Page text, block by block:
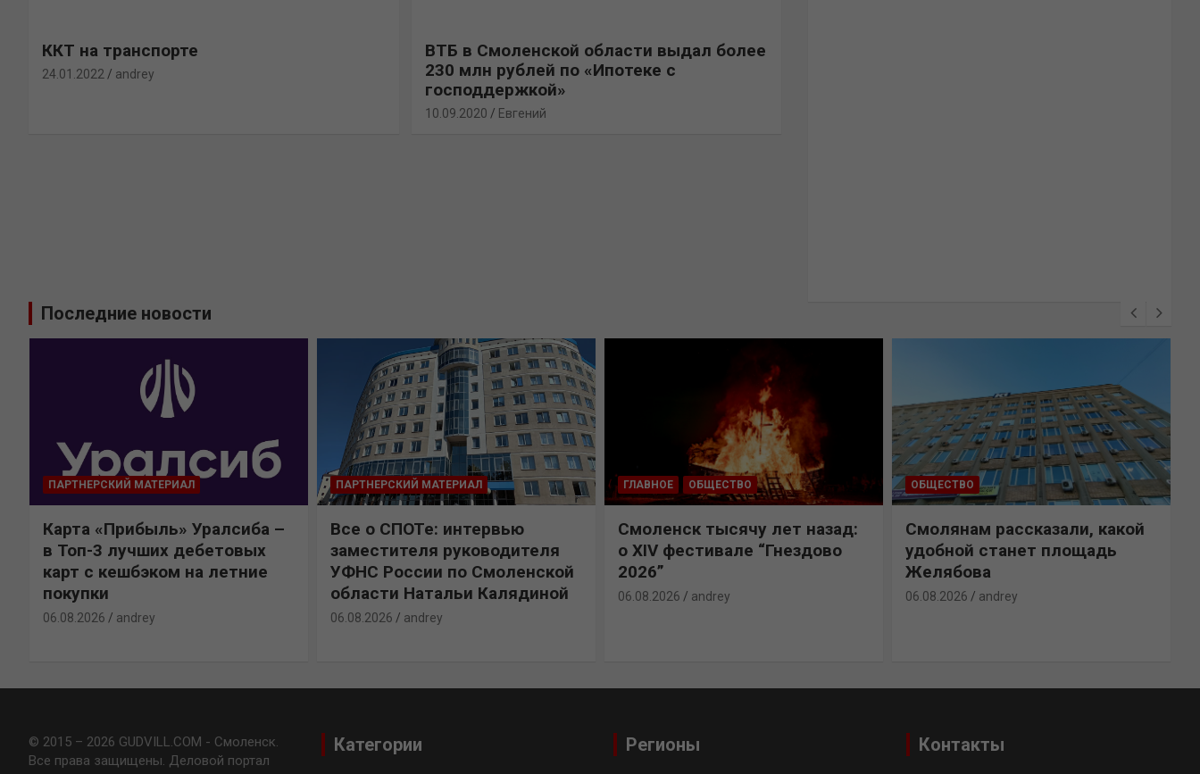
ККТ на транспорте
24.01.2022 andrey
ВТБ в Смоленской области выдал более
230 млн рублей по «Ипотеке с
господдержкой»
10.09.2020 Евгений
Последние новости
ПАРТНЕРСКИЙ МАТЕРИАЛ
Карта «Прибыль» Уралсиба –
в Топ-3 лучших дебетовых
карт с кешбэком на летние
покупки
06.08.2026 andrey
ПАРТНЕРСКИЙ МАТЕРИАЛ
Все о СПОТе: интервью
заместителя руководителя
УФНС России по Смоленской
области Натальи Калядиной
06.08.2026 andrey
ГЛАВНОЕ ОБЩЕСТВО
Смоленск тысячу лет назад:
о XIV фестивале “Гнездово
2026”
06.08.2026 andrey
ОБЩЕСТВО
Смолянам рассказали, какой
удобной станет площадь
Желябова
06.08.2026 andrey
© 2015 – 2026 GUDVILL.COM - Смоленск.
Все права защищены. Деловой портал
Категории Регионы Контакты